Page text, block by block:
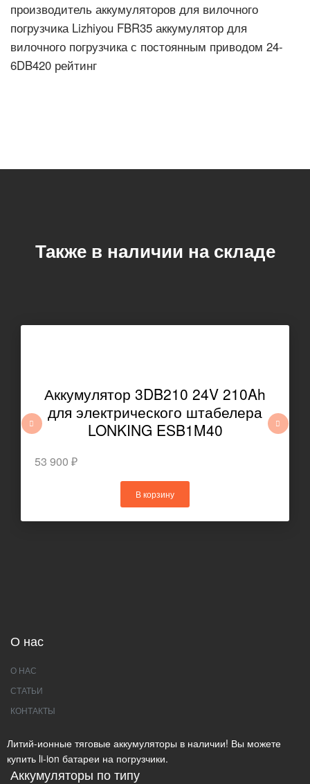
производитель аккумуляторов для вилочного
погрузчика Lizhiyou FBR35 аккумулятор для
вилочного погрузчика с постоянным приводом 24-
6DB420 рейтинг
Также в наличии на складе
Аккумулятор 3DB210 24V 210Ah
для электрического штабелера
LONKING ESB1M40
53 900 ₽
В корзину
О нас
О НАС
СТАТЬИ
КОНТАКТЫ
Литий-ионные тяговые аккумуляторы в наличии! Вы можете
купить li-ion батареи на погрузчики.
Аккумуляторы по типу